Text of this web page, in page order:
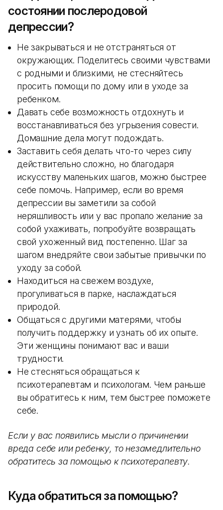
состоянии послеродовой
депрессии?
Не закрываться и не отстраняться от
окружающих. Поделитесь своими чувствами
с родными и близкими, не стесняйтесь
просить помощи по дому или в уходе за
ребенком.
Давать себе возможность отдохнуть и
восстанавливаться без угрызения совести.
Домашние дела могут подождать.
Заставить себя делать что-то через силу
действительно сложно, но благодаря
искусству маленьких шагов, можно быстрее
себе помочь. Например, если во время
депрессии вы заметили за собой
неряшливость или у вас пропало желание за
собой ухаживать, попробуйте возвращать
свой ухоженный вид постепенно. Шаг за
шагом внедряйте свои забытые привычки по
уходу за собой.
Находиться на свежем воздухе,
прогуливаться в парке, наслаждаться
природой.
Общаться с другими матерями, чтобы
получить поддержку и узнать об их опыте.
Эти женщины понимают вас и ваши
трудности.
Не стесняться обращаться к
психотерапевтам и психологам. Чем раньше
вы обратитесь к ним, тем быстрее поможете
себе.
Если у вас появились мысли о причинении
вреда себе или ребенку, то незамедлительно
обратитесь за помощью к психотерапевту.
Куда обратиться за помощью?